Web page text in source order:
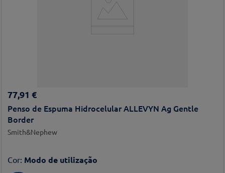
77,91 €
Penso de Espuma Hidrocelular ALLEVYN Ag Gentle
Border
Smith&Nephew
Cor: Modo de utilização